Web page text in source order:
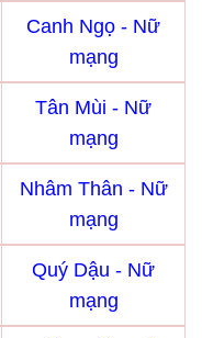
Canh Ngọ - Nữ
mạng
Tân Mùi - Nữ
mạng
Nhâm Thân - Nữ
mạng
Quý Dậu - Nữ
mạng